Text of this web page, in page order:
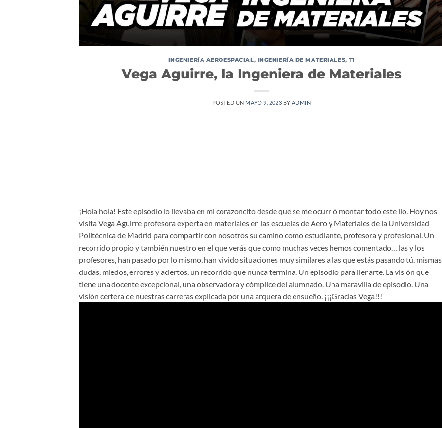
INGENIERÍA AEROESPACIAL, INGENIERÍA DE MATERIALES,T1
Vega Aguirre, la Ingeniera de Materiales
POSTED ON MAYO 9, 2023 BYADMIN
¡Hola hola! Este episodio lo llevaba en mi corazoncito desde que se me ocurrió montar todo este lío. Hoy nos
visita Vega Aguirre profesora experta en materiales en las escuelas de Aero y Materiales de la Universidad
Politécnica de Madrid para compartir con nosotros su camino como estudiante, profesora y profesional. Un
recorrido propio y también nuestro en el que verás que como muchas veces hemos comentado… las y los
profesores, han pasado por lo mismo, han vivido situaciones muy similares a las que estás pasando tú, mismas
dudas, miedos, errores y aciertos, un recorrido que nunca termina. Un episodio para llenarte. La visión que
tiene una docente excepcional, una observadora y cómplice del alumnado. Una maravilla de episodio. Una
visión certera de nuestras carreras explicada por una arquera de ensueño. ¡¡¡Gracias Vega!!!